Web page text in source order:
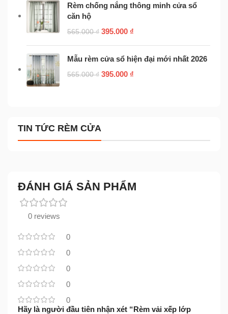
Rèm chống nắng thông minh cửa sổ
căn hộ
565.000₫ 395.000 ₫
Mẫu rèm cửa sổ hiện đại mới nhất 2026
565.000₫ 395.000 ₫
TIN TỨC RÈM CỬA
ĐÁNH GIÁ SẢN PHẨM
0 reviews
0
0
0
0
0
Hãy là người đầu tiên nhận xét “Rèm vải xếp lớp